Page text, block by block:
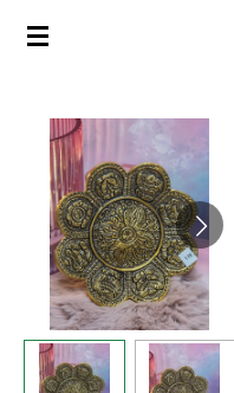
Ga
hoofdinhoud